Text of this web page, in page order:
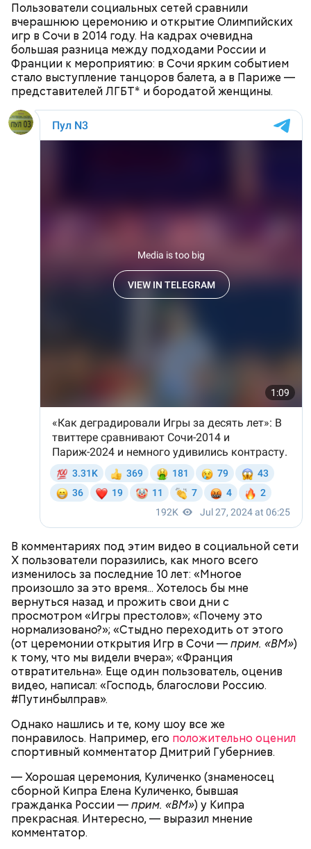
Пользователи социальных сетей сравнили
вчерашнюю церемонию и открытие Олимпийских
игр в Сочи в 2014 году. На кадрах очевидна
большая разница между подходами России и
Франции к мероприятию: в Сочи ярким событием
стало выступление танцоров балета, а в Париже —
представителей ЛГБТ* и бородатой женщины.
В комментариях под этим видео в социальной сети
X пользователи поразились, как много всего
изменилось за последние 10 лет: «Многое
произошло за это время... Хотелось бы мне
вернуться назад и прожить свои дни с
просмотром «Игры престолов»; «Почему это
нормализовано?»; «Стыдно переходить от этого
(от церемонии открытия Игр в Сочи —прим. «ВМ»)
к тому, что мы видели вчера»; «Франция
отвратительна». Еще один пользователь, оценив
видео, написал: «Господь, благослови Россию.
#Путинбылправ».
Однако нашлись и те, кому шоу все же
понравилось. Например, его положительно оценил
спортивный комментатор Дмитрий Губерниев.
— Хорошая церемония, Куличенко (знаменосец
сборной Кипра Елена Куличенко, бывшая
гражданка России —прим. «ВМ») у Кипра
прекрасная. Интересно, — выразил мнение
комментатор.
Атака хищника: ихтиолог
объяснил, почему акулы
Особенно опасно контактировать с водой, если вы
оказались в открытом море и получили порез или
ранку. Акула чувствует даже небольшое
количество крови на расстоянии до полутора
— Хищник чувствует кровь, разведенную в
морской воде в пропорции один к миллиону, —
пояснил собеседник «ВМ».
Акулы — опасные хищные рыбы, которые в
последние годы очень активно нападают на
туристов в курортных зонах. «Вечерняя Москва»
решила вспомнитьтоп-5 самых страшных случаев.
Экскурсовод отметил, что в заповеднике нет
могильников, техники и мертвых городов,
притягивающих сталкеров, как в украинской
Припяти. А на пожарную вышку, откуда можно
увидеть территорию чернобыльской станции,
деревни — местный эксклюзив.
— Таких деревень много, их 95 в заповеднике. Это
вообще отдельный объект исследования, —
заметил он.
Кирова стоит, где более полутора тысяч быков.
разговоре с корреспондентом «Вечерней Москвы»
высказал председатель Всероссийского общества
охраны природы Элмурод Расулмухамедов.
Эксперт предположил, что любая информация,
напоминающая о проблемах экологии и ядерной
— Почему-то все говорят о заговорах, забывая о
том, что проект этот более 70 лет назад был создан
лишь из гуманных побуждений. 1947 год — период,
когда мир приходил в себя после мировых войн,
страшных кровопролитных противостояний. И в
качестве напоминания о том, что ядерные
столкновения могут закончиться полным
уничтожением всего живого, были запущены эти
и своевременно «реагировали» на актуальные
проблемы. Если даже у адептов этой концепции
есть коммерческие амбиции — это их право.
Главное, что они заставляют людей задуматься над
своим будущим и будущим человечества.
Также специалист отметил, что часы Судного дня
помогают больше людей привлечь к проблемам
глобального потепления, климатических изменений
и природных последствий войн.